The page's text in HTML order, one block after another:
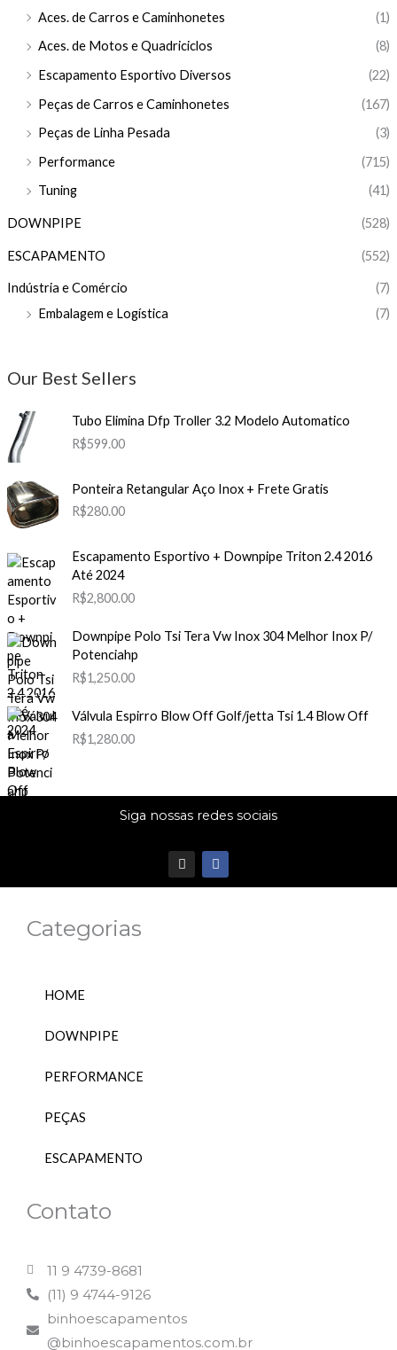
Aces. de Carros e Caminhonetes
(1)
Aces. de Motos e Quadriciclos
(8)
Escapamento Esportivo Diversos
(22)
Peças de Carros e Caminhonetes
(167)
Peças de Linha Pesada
(3)
Performance
(715)
Tuning
(41)
DOWNPIPE (528)
ESCAPAMENTO (552)
Indústria e Comércio
(7)
Embalagem e Logística
(7)
Our Best Sellers
Tubo Elimina Dfp Troller 3.2 Modelo Automatico
R$599.00
Ponteira Retangular Aço Inox + Frete Gratis
R$280.00
Escapamento Esportivo + Downpipe Triton 2.4 2016
Até 2024
R$2,800.00
Downpipe Polo Tsi Tera Vw Inox 304 Melhor Inox P/
Potenciahp
R$1,250.00
Válvula Espirro Blow Off Golf/jetta Tsi 1.4 Blow Off
R$1,280.00
Siga nossas redes sociais
I
n
s
F
a
c
Categorias
HOME
DOWNPIPE
PERFORMANCE
PEÇAS
ESCAPAMENTO
Contato
11 9 4739-8681
(11) 9 4744-9126
binhoescapamentos
@binhoescapamentos.com.br